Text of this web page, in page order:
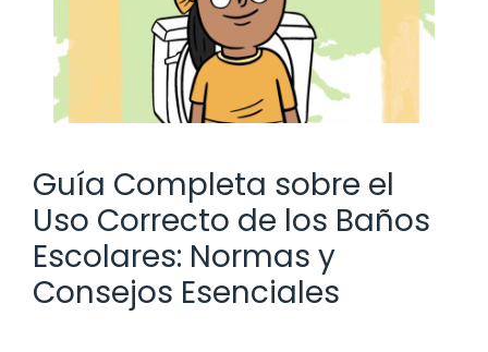
Guía Completa sobre el
Uso Correcto de los Baños
Escolares: Normas y
Consejos Esenciales